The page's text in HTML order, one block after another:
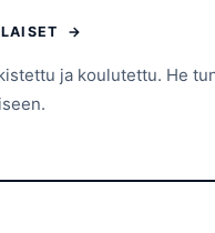
→
ja koulutettu. He